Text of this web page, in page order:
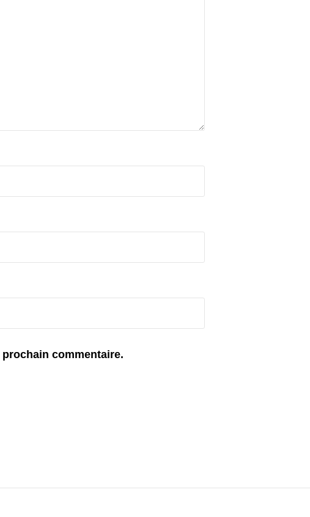
commentaire.